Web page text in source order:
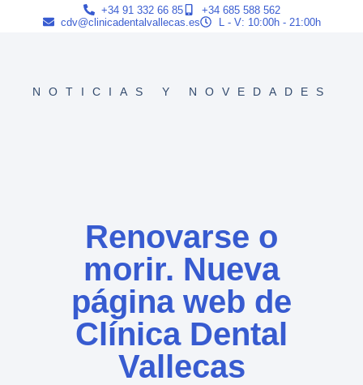
+34 91 332 66 85
+34 685 588 562
cdv@clinicadentalvallecas.es
L - V: 10:00h - 21:00h
NOTICIAS Y NOVEDADES
Renovarse o
morir. Nueva
página web de
Clínica Dental
Vallecas